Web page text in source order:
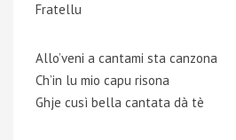
Fratellu
Allo’veni a cantami sta canzona
Ch’in lu mio capu risona
Ghje cusì bella cantata dà tè